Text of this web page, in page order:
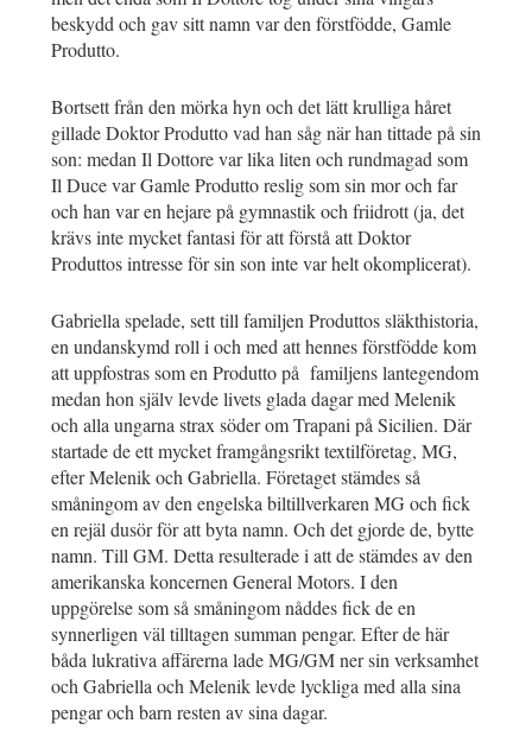
beskydd och gav sitt namn var den förstfödde, Gamle
Produtto.
Bortsett från den mörka hyn och det lätt krulliga håret
gillade Doktor Produtto vad han såg när han tittade på sin
son: medan Il Dottore var lika liten och rundmagad som
Il Duce var Gamle Produtto reslig som sin mor och far
och han var en hejare på gymnastik och friidrott (ja, det
krävs inte mycket fantasi för att förstå att Doktor
Produttos intresse för sin son inte var helt okomplicerat).
Gabriella spelade, sett till familjen Produttos släkthistoria,
en undanskymd roll i och med att hennes förstfödde kom
att uppfostras som en Produtto på familjens lantegendom
medan hon själv levde livets glada dagar med Melenik
och alla ungarna strax söder om Trapani på Sicilien. Där
startade de ett mycket framgångsrikt textilföretag, MG,
efter Melenik och Gabriella. Företaget stämdes så
småningom av den engelska biltillverkaren MG och fick
en rejäl dusör för att byta namn. Och det gjorde de, bytte
namn. Till GM. Detta resulterade i att de stämdes av den
amerikanska koncernen General Motors. I den
uppgörelse som så småningom nåddes fick de en
synnerligen väl tilltagen summan pengar. Efter de här
båda lukrativa affärerna lade MG/GM ner sin verksamhet
och Gabriella och Melenik levde lyckliga med alla sina
pengar och barn resten av sina dagar.